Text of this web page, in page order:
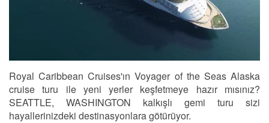
Royal Caribbean Cruises'ın Voyager of the Seas Alaska
cruise turu ile yeni yerler keşfetmeye hazır mısınız?
SEATTLE, WASHINGTON kalkışlı gemi turu sizi
hayallerinizdeki destinasyonlara götürüyor.